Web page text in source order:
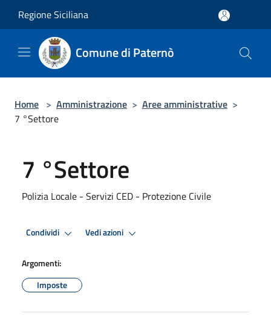
Regione Siciliana
Comune di Paternò
Home > Amministrazione > Aree amministrative >
7 °Settore
7 °Settore
Polizia Locale - Servizi CED - Protezione Civile
Condividi Vedi azioni
Argomenti:
Imposte